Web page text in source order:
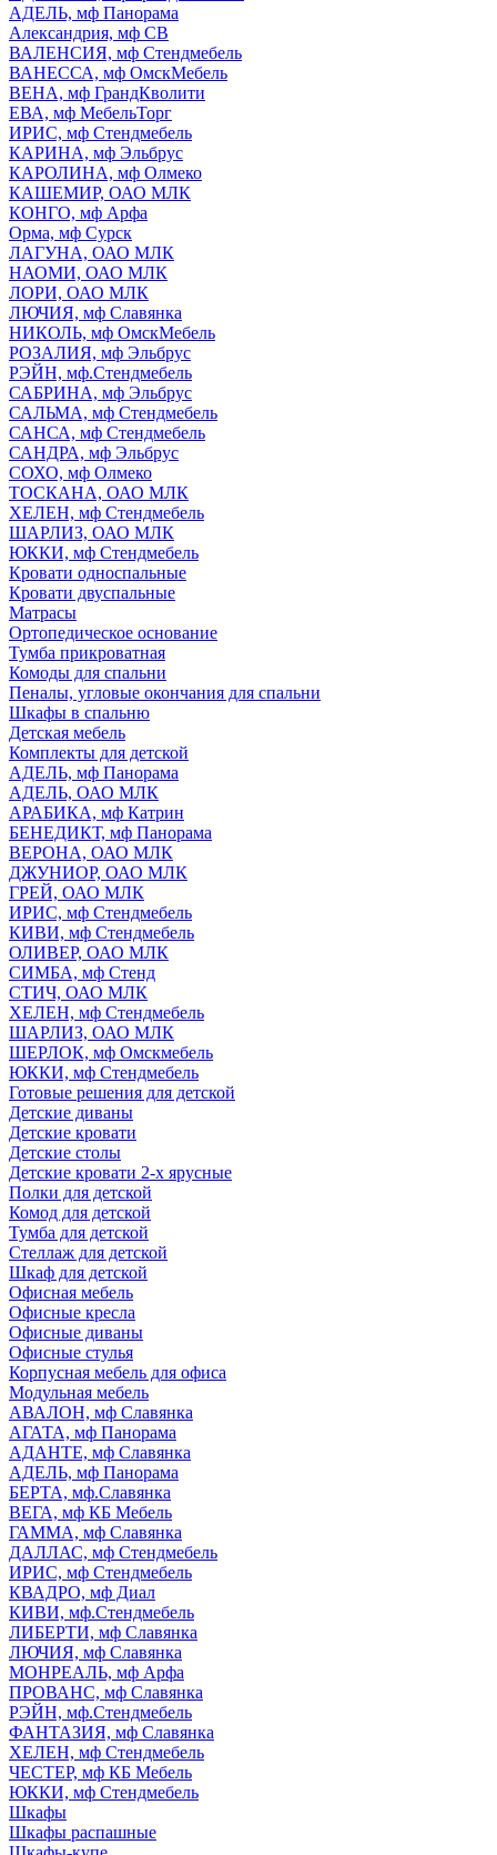
АДЕЛЬ, мф Панорама
Александрия, мф СВ
ВАЛЕНСИЯ, мф Стендмебель
ВАНЕССА, мф ОмскМебель
ВЕНА, мф ГрандКволити
ЕВА, мф МебельТорг
ИРИС, мф Стендмебель
КАРИНА, мф Эльбрус
КАРОЛИНА, мф Олмеко
КАШЕМИР, ОАО МЛК
КОНГО, мф Арфа
Орма, мф Сурск
ЛАГУНА, ОАО МЛК
НАОМИ, ОАО МЛК
ЛОРИ, ОАО МЛК
ЛЮЧИЯ, мф Славянка
НИКОЛЬ, мф ОмскМебель
РОЗАЛИЯ, мф Эльбрус
РЭЙН, мф.Стендмебель
САБРИНА, мф Эльбрус
САЛЬМА, мф Стендмебель
САНСА, мф Стендмебель
САНДРА, мф Эльбрус
СОХО, мф Олмеко
ТОСКАНА, ОАО МЛК
ХЕЛЕН, мф Стендмебель
ШАРЛИЗ, ОАО МЛК
ЮККИ, мф Стендмебель
Кровати односпальные
Кровати двуспальные
Матрасы
Ортопедическое основание
Тумба прикроватная
Комоды для спальни
Пеналы, угловые окончания для спальни
Шкафы в спальню
Детская мебель
Комплекты для детской
АДЕЛЬ, мф Панорама
АДЕЛЬ, ОАО МЛК
АРАБИКА, мф Катрин
БЕНЕДИКТ, мф Панорама
ВЕРОНА, ОАО МЛК
ДЖУНИОР, ОАО МЛК
ГРЕЙ, ОАО МЛК
ИРИС, мф Стендмебель
КИВИ, мф Стендмебель
ОЛИВЕР, ОАО МЛК
СИМБА, мф Стенд
СТИЧ, ОАО МЛК
ХЕЛЕН, мф Стендмебель
ШАРЛИЗ, ОАО МЛК
ШЕРЛОК, мф Омскмебель
ЮККИ, мф Стендмебель
Готовые решения для детской
Детские диваны
Детские кровати
Детские столы
Детские кровати 2-х ярусные
Полки для детской
Комод для детской
Тумба для детской
Стеллаж для детской
Шкаф для детской
Офисная мебель
Офисные кресла
Офисные диваны
Офисные стулья
Корпусная мебель для офиса
Модульная мебель
АВАЛОН, мф Славянка
АГАТА, мф Панорама
АДАНТЕ, мф Славянка
АДЕЛЬ, мф Панорама
БЕРТА, мф.Славянка
ВЕГА, мф КБ Мебель
ГАММА, мф Славянка
ДАЛЛАС, мф Стендмебель
ИРИС, мф Стендмебель
КВАДРО, мф Диал
КИВИ, мф.Стендмебель
ЛИБЕРТИ, мф Славянка
ЛЮЧИЯ, мф Славянка
МОНРЕАЛЬ, мф Арфа
ПРОВАНС, мф Славянка
РЭЙН, мф.Стендмебель
ФАНТАЗИЯ, мф Славянка
ХЕЛЕН, мф Стендмебель
ЧЕСТЕР, мф КБ Мебель
ЮККИ, мф Стендмебель
Шкафы
Шкафы распашные